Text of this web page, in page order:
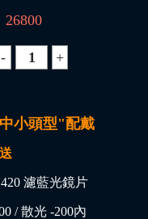
26800
小頭型"配戴
濾藍光鏡片
/ 散光 -200內